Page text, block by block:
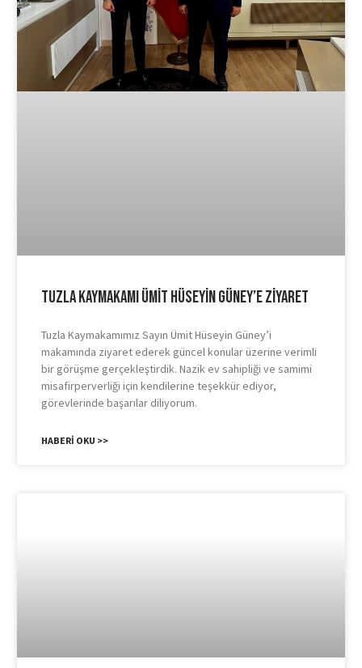
Tuzla Kaymakamı Ümit Hüseyin Güney’e Ziyaret
Tuzla Kaymakamımız Sayın Ümit Hüseyin Güney’i
makamında ziyaret ederek güncel konular üzerine verimli
bir görüşme gerçekleştirdik. Nazik ev sahipliği ve samimi
misafirperverliği için kendilerine teşekkür ediyor,
görevlerinde başarılar diliyorum.
HABERI OKU >>